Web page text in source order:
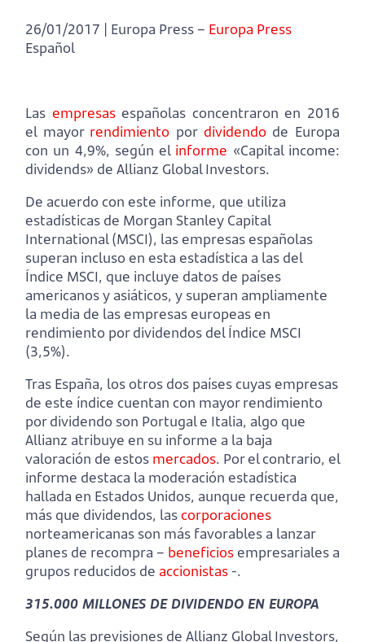
26/01/2017 | Europa Press – Europa Press
Español
Las empresasespañolas concentraron en 2016
el mayor rendimiento por dividendode Europa
con un 4,9%, según el informe «Capital income:
dividends» de Allianz Global Investors.
De acuerdo con este informe, que utiliza
estadísticas de Morgan Stanley Capital
International (MSCI), las empresas españolas
superan incluso en esta estadística a las del
Índice MSCI, que incluye datos de países
americanos y asiáticos, y superan ampliamente
la media de las empresas europeas en
rendimiento por dividendos del Índice MSCI
(3,5%).
Tras España, los otros dos países cuyas empresas
de este índice cuentan con mayor rendimiento
por dividendo son Portugal e Italia, algo que
Allianz atribuye en su informe a la baja
valoración de estos mercados. Por el contrario, el
informe destaca la moderación estadística
hallada en Estados Unidos, aunque recuerda que,
más que dividendos, lascorporaciones
norteamericanas son más favorables a lanzar
planes de recompra – beneficiosempresariales a
grupos reducidos de accionistas -.
315.000 MILLONES DE DIVIDENDO EN EUROPA
Según las previsiones de Allianz Global Investors,